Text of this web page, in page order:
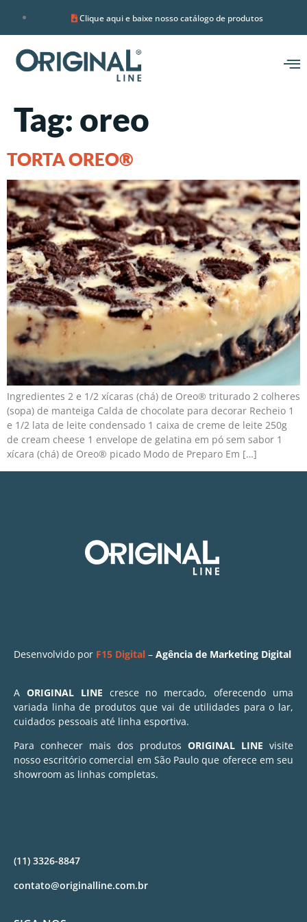
Clique aqui e baixe nosso catálogo de produtos
Tag: oreo
TORTA OREO®
Ingredientes 2 e 1/2 xícaras (chá) de Oreo® triturado 2 colheres
(sopa) de manteiga Calda de chocolate para decorar Recheio 1
e 1/2 lata de leite condensado 1 caixa de creme de leite 250g
de cream cheese 1 envelope de gelatina em pó sem sabor 1
xícara (chá) de Oreo® picado Modo de Preparo Em […]
Desenvolvido por F15 Digital – Agência de Marketing Digital
A ORIGINAL LINE cresce no mercado, oferecendo uma
variada linha de produtos que vai de utilidades para o lar,
cuidados pessoais até linha esportiva.
Para conhecer mais dos produtos ORIGINAL LINE visite
nosso escritório comercial em São Paulo que oferece em seu
showroom as linhas completas.
(11) 3326-8847
contato@originalline.com.br